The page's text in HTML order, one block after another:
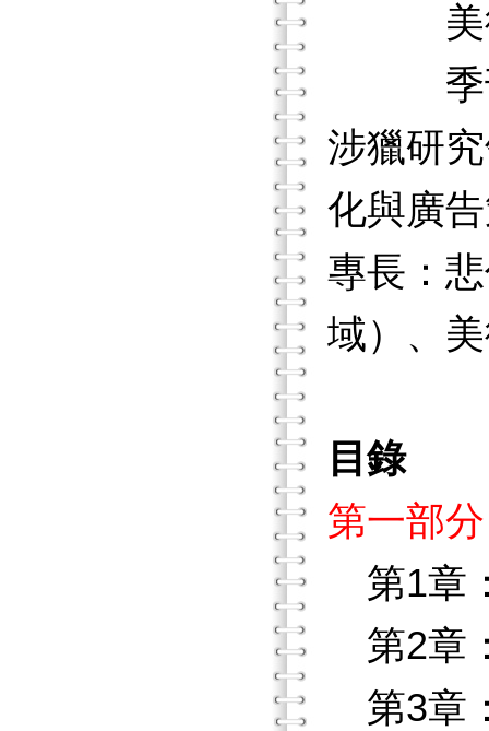
美術
季刊
涉獵研
化與廣
專長：
域）、
目錄
第一部
第1章
第2章
第3章